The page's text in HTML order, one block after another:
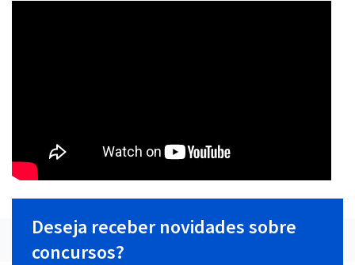
Deseja receber novidades sobre
concursos?